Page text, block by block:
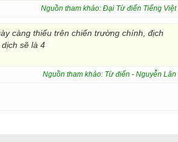
Nguồn tham khảo: Đại Từ điển Tiếng Việt
càng thiếu trên chiến trường chính, địch
sẽ là 4
Nguồn tham khảo: Từ điển - Nguyễn Lân